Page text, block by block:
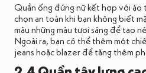
Quần ống đứng nữ kết hợp với áo
chọn an toàn khi bạn không biết
màu những màu tươi sáng để tạo
Ngoài ra, bạn có thể thêm một
jeans hoặc blazer để tăng thêm